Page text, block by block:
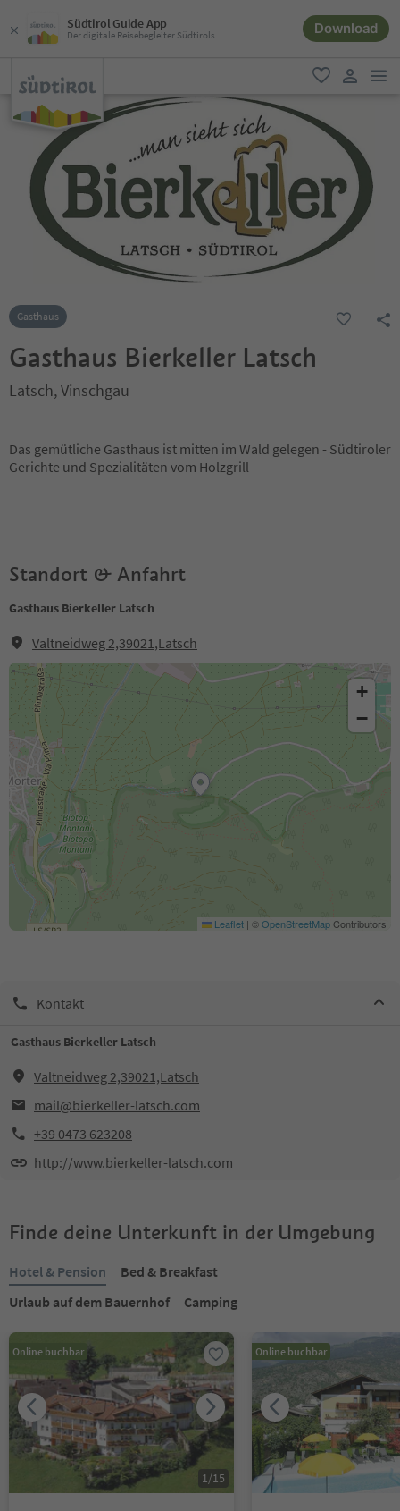
Südtirol Guide App
Der digitale Reisebegleiter Südtirols Download
favorit
Gasthaus
Gasthaus Bierkeller Latsch
Latsch, Vinschgau
Das gemütliche Gasthaus ist mitten im Wald gelegen - Südtiroler
Gerichte und Spezialitäten vom Holzgrill
Standort & Anfahrt
Gasthaus Bierkeller Latsch
Valtneidweg 2,39021,Latsch
+
−
Leaflet | ©OpenStreetMapContributors
Kontakt
Gasthaus Bierkeller Latsch
Valtneidweg 2,39021,Latsch
mail@bierkeller-latsch.com
+39 0473 623208
http://www.bierkeller-latsch.com
Finde deine Unterkunft in der Umgebung
Hotel & Pension
Bed & Breakfast
Urlaub auf dem Bauernhof
Camping
Online buchbar
1/15
Online buchbar